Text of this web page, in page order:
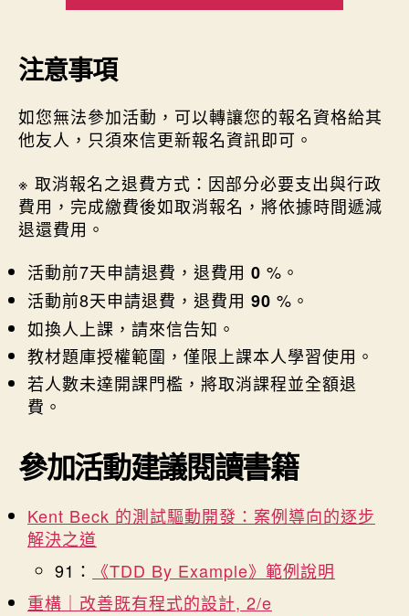
注意事項
如您無法參加活動，可以轉讓您的報名資格給其
他友人，只須來信更新報名資訊即可。
※ 取消報名之退費方式：因部分必要支出與行政
費用，完成繳費後如取消報名，將依據時間遞減
退還費用。
活動前7天申請退費，退費用 0 %。
活動前8天申請退費，退費用 90 %。
如換人上課，請來信告知。
教材題庫授權範圍，僅限上課本人學習使用。
若人數未達開課門檻，將取消課程並全額退
費。
參加活動建議閱讀書籍
Kent Beck 的測試驅動開發：案例導向的逐步
解決之道
91：
《TDD By Example》範例說明
重構｜改善既有程式的設計, 2/e